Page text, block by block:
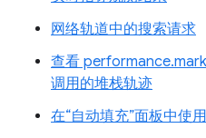
网络轨道中的搜索请求
查看
调用的堆栈轨迹
在“自动填充”面板中使